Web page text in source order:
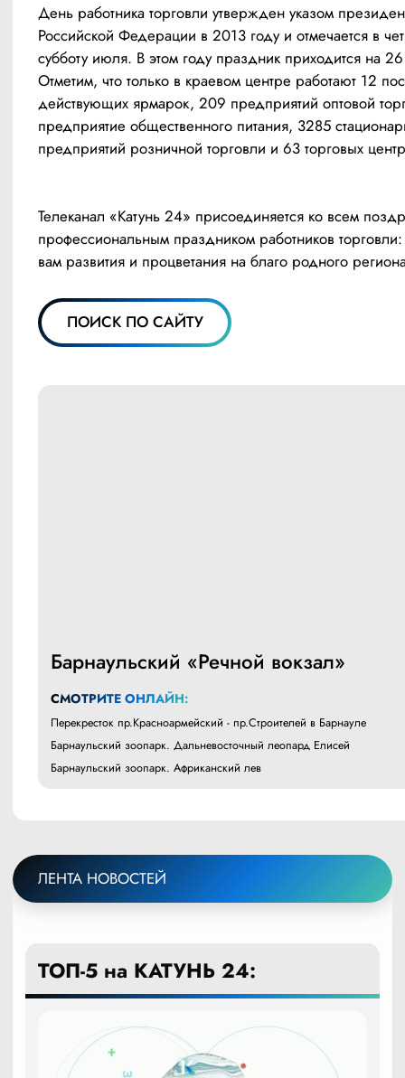
День работника торговли утвержден указом
Российской Федерации в 2013 году и отмечается в
субботу июля. В этом году праздник приходится на
Отметим, что только в краевом центре работают 12
действующих ярмарок, 209 предприятий оптовой
предприятие общественного питания, 3285
предприятий розничной торговли и 63 торговых
Телеканал «Катунь 24» присоединяется ко всем
профессиональным праздником работников
вам развития и процветания на благо родного
ПОИСК ПО САЙТУ
Барнаульский «Речной вокзал»
СМОТРИТЕ ОНЛАЙН:
Перекресток пр.Красноармейский - пр.Строителей в Барнауле
Барнаульский зоопарк. Дальневосточный леопард Елисей
Барнаульский зоопарк. Африканский лев
ЛЕНТА НОВОСТЕЙ
ТОП-5 на КАТУНЬ 24: